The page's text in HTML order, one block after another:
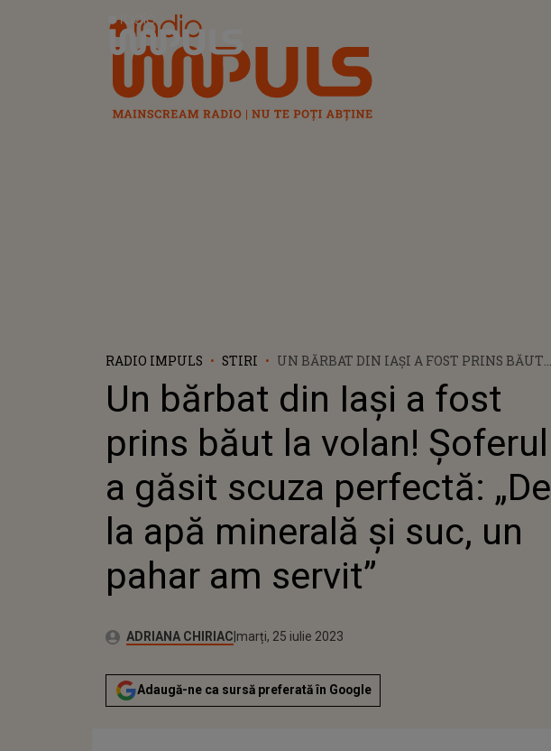
Radio Impuls
RADIO IMPULS STIRI
UN BĂRBAT DIN IAȘI A FOST PRINS BĂUT
PERFECTĂ: „DE LA APĂ MINERALĂ ŞI SUC,
UN PAHAR AM SERVIT”
Un bărbat din Iași a fost
prins băut la volan! Șoferul
a găsit scuza perfectă: „De
la apă minerală şi suc, un
pahar am servit”
Autor:ADRIANA CHIRIACPublicat:
luni, 25 iulie 2022
Actualizat:
marți, 25 iulie 2023
Adaugă-ne ca sursă preferată în Google